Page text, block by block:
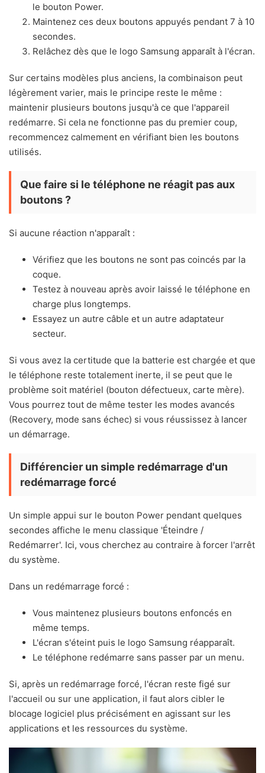
le bouton Power.
Maintenez ces deux boutons appuyés pendant 7 à 10
secondes.
Relâchez dès que le logo Samsung apparaît à l'écran.
Sur certains modèles plus anciens, la combinaison peut
légèrement varier, mais le principe reste le même :
maintenir plusieurs boutons jusqu'à ce que l'appareil
redémarre. Si cela ne fonctionne pas du premier coup,
recommencez calmement en vérifiant bien les boutons
utilisés.
Que faire si le téléphone ne réagit pas aux
boutons ?
Si aucune réaction n'apparaît :
Vérifiez que les boutons ne sont pas coincés par la
coque.
Testez à nouveau après avoir laissé le téléphone en
charge plus longtemps.
Essayez un autre câble et un autre adaptateur
secteur.
Si vous avez la certitude que la batterie est chargée et que
le téléphone reste totalement inerte, il se peut que le
problème soit matériel (bouton défectueux, carte mère).
Vous pourrez tout de même tester les modes avancés
(Recovery, mode sans échec) si vous réussissez à lancer
un démarrage.
Différencier un simple redémarrage d'un
redémarrage forcé
Un simple appui sur le bouton Power pendant quelques
secondes affiche le menu classique 'Éteindre /
Redémarrer'. Ici, vous cherchez au contraire à forcer l'arrêt
du système.
Dans un redémarrage forcé :
Vous maintenez plusieurs boutons enfoncés en
même temps.
L'écran s'éteint puis le logo Samsung réapparaît.
Le téléphone redémarre sans passer par un menu.
Si, après un redémarrage forcé, l'écran reste figé sur
l'accueil ou sur une application, il faut alors cibler le
blocage logiciel plus précisément en agissant sur les
applications et les ressources du système.